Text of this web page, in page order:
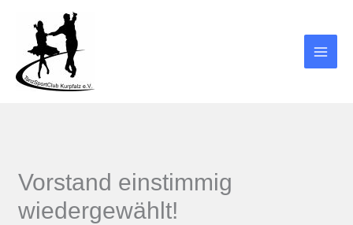
springen
Vorstand einstimmig
wiedergewählt!